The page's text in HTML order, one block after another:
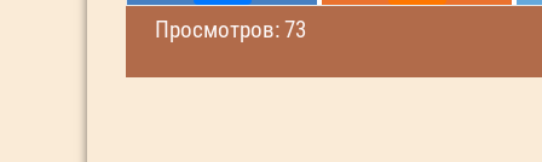
Просмотров: 73